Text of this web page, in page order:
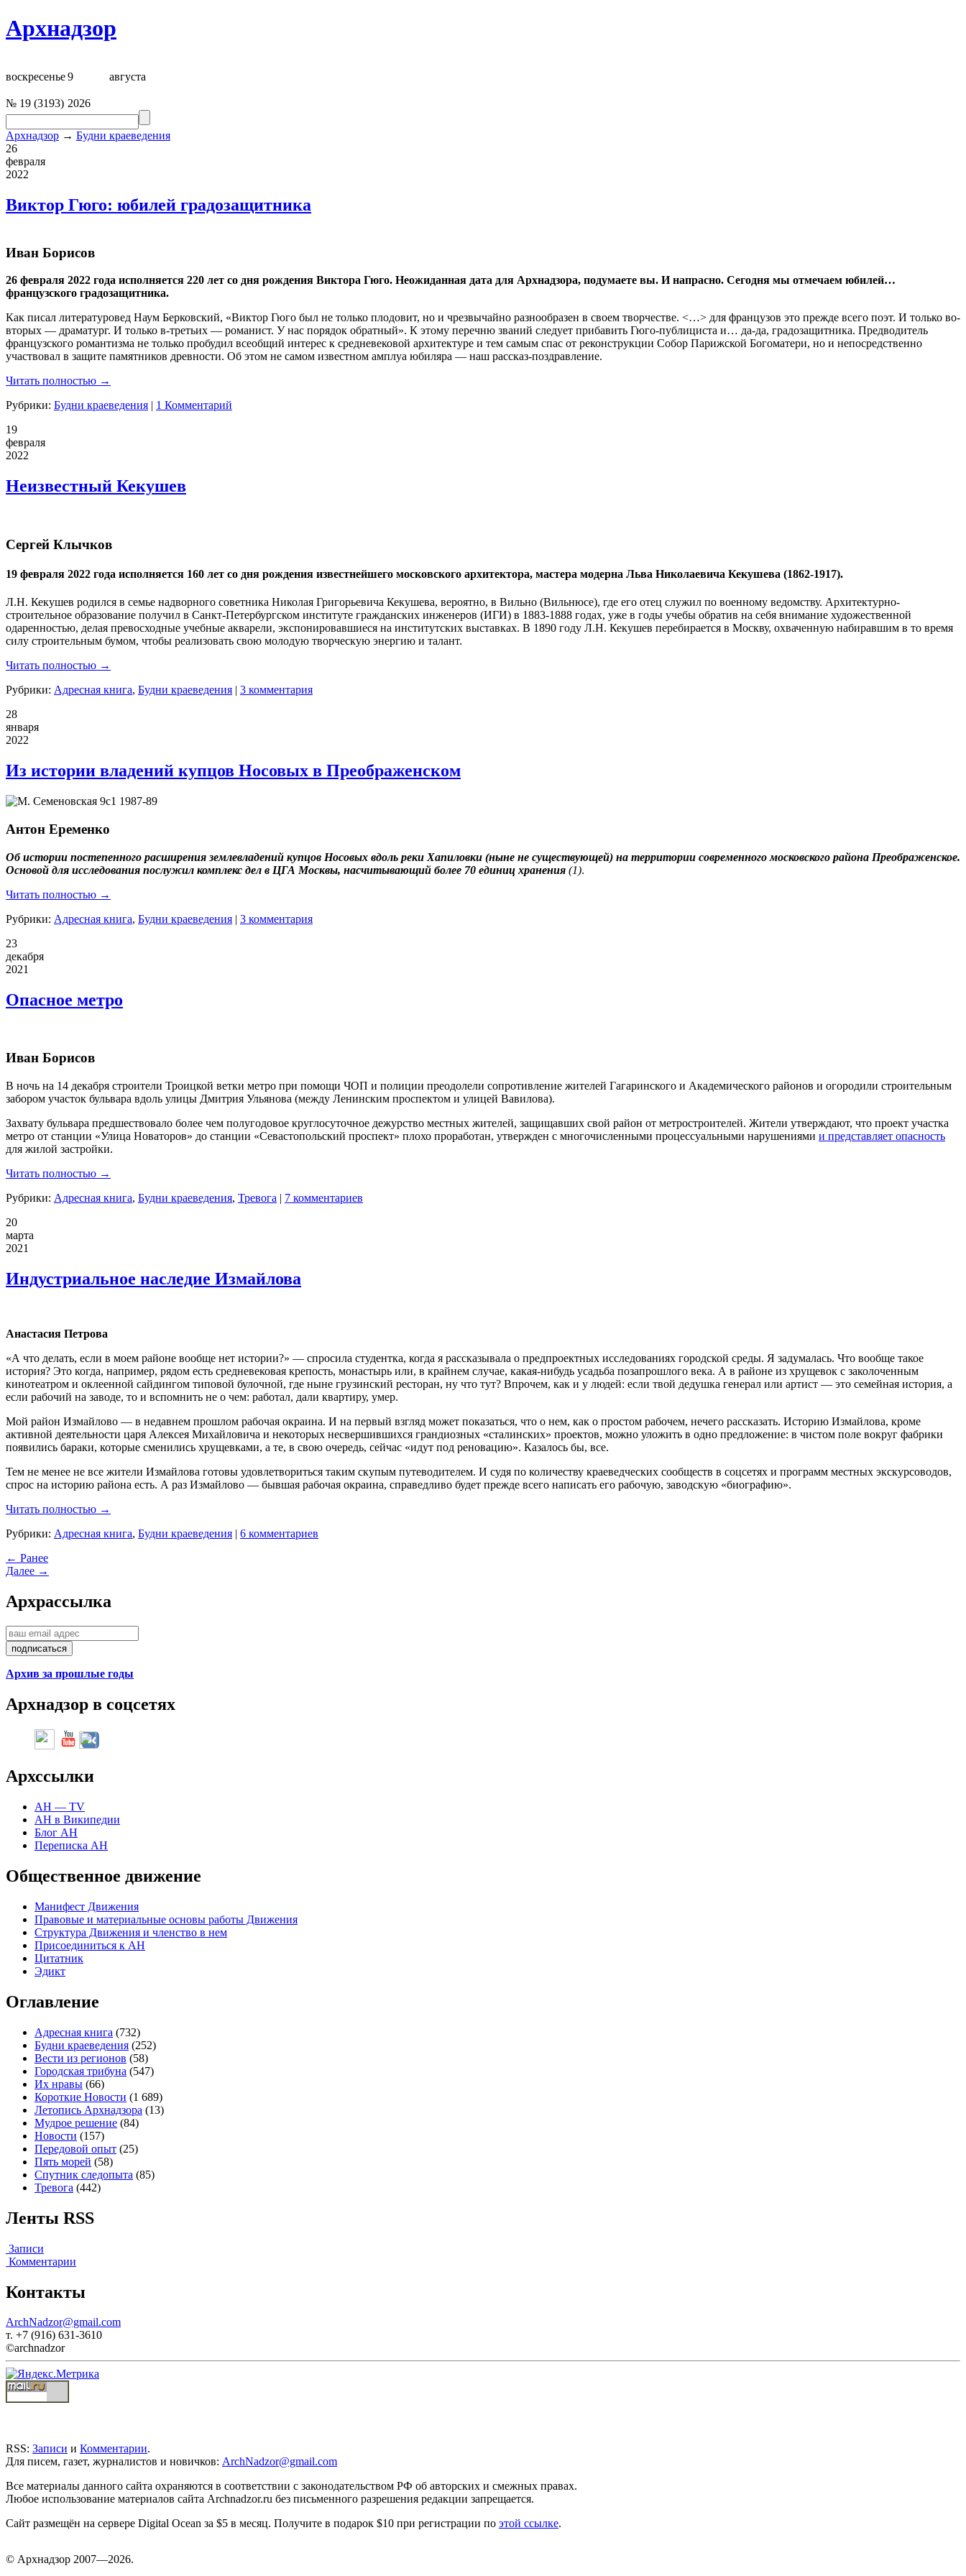
Архнадзор
воскресенье9 августа
№ 19 (3193) 2026
Архнадзор → Будни краеведения
26
февраля
2022
Виктор Гюго: юбилей градозащитника
Иван Борисов
26 февраля 2022 года исполняется 220 лет со дня рождения Виктора Гюго. Неожиданная дата для Архнадзора, подумаете вы. И напрасно. Сегодня мы отмечаем юбилей…
французского градозащитника.
Как писал литературовед Наум Берковский, «Виктор Гюго был не только плодовит, но и чрезвычайно разнообразен в своем творчестве. <…> для французов это прежде всего поэт. И только во-
вторых — драматург. И только в-третьих — романист. У нас порядок обратный». К этому перечню званий следует прибавить Гюго-публициста и… да-да, градозащитника. Предводитель
французского романтизма не только пробудил всеобщий интерес к средневековой архитектуре и тем самым спас от реконструкции Собор Парижской Богоматери, но и непосредственно
участвовал в защите памятников древности. Об этом не самом известном амплуа юбиляра — наш рассказ-поздравление.
Читать полностью →
Рубрики: Будни краеведения | 1 Комментарий
19
февраля
2022
Неизвестный Кекушев
Сергей Клычков
19 февраля 2022 года исполняется 160 лет со дня рождения известнейшего московского архитектора, мастера модерна Льва Николаевича Кекушева (1862-1917).
Л.Н. Кекушев родился в семье надворного советника Николая Григорьевича Кекушева, вероятно, в Вильно (Вильнюсе), где его отец служил по военному ведомству. Архитектурно-
строительное образование получил в Санкт-Петербургском институте гражданских инженеров (ИГИ) в 1883-1888 годах, уже в годы учебы обратив на себя внимание художественной
одаренностью, делая превосходные учебные акварели, экспонировавшиеся на институтских выставках. В 1890 году Л.Н. Кекушев перебирается в Москву, охваченную набиравшим в то время
силу строительным бумом, чтобы реализовать свою молодую творческую энергию и талант.
Читать полностью →
Рубрики: Адресная книга, Будни краеведения
3 комментария
28
января
2022
Из истории владений купцов Носовых в Преображенском
Антон Еременко
Об истории постепенного расширения землевладений купцов Носовых вдоль реки Хапиловки (ныне не существующей) на территории современного московского района Преображенское.
Основой для исследования послужил комплекс дел в ЦГА Москвы, насчитывающий более 70 единиц хранения (1).
Читать полностью →
Рубрики: Адресная книга, Будни краеведения | 3 комментария
23
декабря
2021
Опасное метро
Иван Борисов
В ночь на 14 декабря строители Троицкой ветки метро при помощи ЧОП и полиции преодолели сопротивление жителей Гагаринского и Академического районов и огородили строительным
забором участок бульвара вдоль улицы Дмитрия Ульянова (между Ленинским проспектом и улицей Вавилова).
Захвату бульвара предшествовало более чем полугодовое круглосуточное дежурство местных жителей, защищавших свой район от метростроителей. Жители утверждают, что проект участка
метро от станции «Улица Новаторов» до станции «Севастопольский проспект» плохо проработан, утвержден с многочисленными процессуальными нарушениями и представляет опасность
для жилой застройки.
Читать полностью →
Рубрики: Адресная книга, Будни краеведения, Тревога | 7 комментариев
20
марта
2021
Индустриальное наследие Измайлова
Анастасия Петрова
«А что делать, если в моем районе вообще нет истории?» — спросила студентка, когда я рассказывала о предпроектных исследованиях городской среды. Я задумалась. Что вообще такое
история? Это когда, например, рядом есть средневековая крепость, монастырь или, в крайнем случае, какая-нибудь усадьба позапрошлого века. А в районе из хрущевок с заколоченным
кинотеатром и оклеенной сайдингом типовой булочной, где ныне грузинский ресторан, ну что тут? Впрочем, как и у людей: если твой дедушка генерал или артист — это семейная история, а
если рабочий на заводе, то и вспомнить не о чем: работал, дали квартиру, умер.
Мой район Измайлово — в недавнем прошлом рабочая окраина. И на первый взгляд может показаться, что о нем, как о простом рабочем, нечего рассказать. Историю Измайлова, кроме
активной деятельности царя Алексея Михайловича и некоторых несвершившихся грандиозных «сталинских» проектов, можно уложить в одно предложение: в чистом поле вокруг фабрики
появились бараки, которые сменились хрущевками, а те, в свою очередь, сейчас «идут под реновацию». Казалось бы, все.
Тем не менее не все жители Измайлова готовы удовлетвориться таким скупым путеводителем. И судя по количеству краеведческих сообществ в соцсетях и программ местных экскурсоводов,
спрос на историю района есть. А раз Измайлово — бывшая рабочая окраина, справедливо будет прежде всего написать его рабочую, заводскую «биографию».
Читать полностью →
Рубрики: Адресная книга, Будни краеведения | 6 комментариев
← Ранее
Далее →
Архрассылка
Архив за прошлые годы
Архнадзор в соцсетях
Архссылки
АН — TV
АН в Википедии
Блог АН
Переписка АН
Общественное движение
Манифест Движения
Правовые и материальные основы работы Движения
Структура Движения и членство в нем
Присоединиться к АН
Цитатник
Эдикт
Оглавление
Адресная книга (732)
Будни краеведения (252)
Вести из регионов (58)
Городская трибуна (547)
Их нравы (66)
Короткие Новости (1 689)
Летопись Архнадзора (13)
Мудрое решение (84)
Новости (157)
Передовой опыт (25)
Пять морей (58)
Спутник следопыта (85)
Тревога (442)
Ленты RSS
Записи
Комментарии
Контакты
ArchNadzor@gmail.com
т. +7 (916) 631-3610
©archnadzor
RSS: Записи и Комментарии.
Для писем, газет, журналистов и новичков: ArchNadzor@gmail.com
Все материалы данного сайта охраняются в соответствии с законодательством РФ об авторских и смежных правах.
Любое использование материалов сайта Archnadzor.ru без письменного разрешения редакции запрещается.
Сайт размещён на сервере Digital Ocean за $5 в месяц. Получите в подарок $10 при регистрации по этой ссылке.
© Архнадзор 2007—2026.